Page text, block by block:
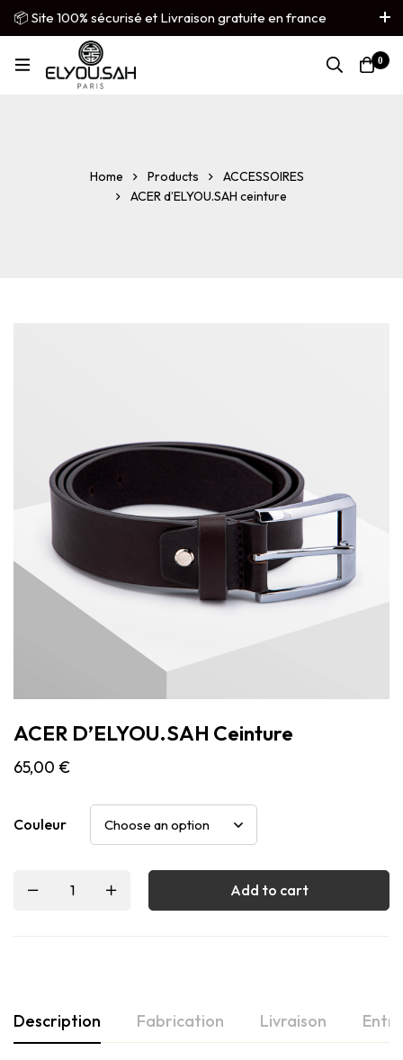
📦 Site 100% sécurisé et Livraison gratuite en france
métropolitaine
French ▼
0
Home Products
ACCESSOIRES
ACER d’ELYOU.SAH ceinture
ACER D’ELYOU.SAH Ceinture
65,00 €
Couleur
Add to cart
Description Fabrication Livraison